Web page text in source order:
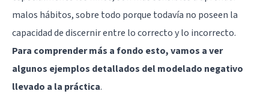
malos hábitos, sobre todo porque todavía no poseen la
capacidad de discernir entre lo correcto y lo incorrecto.
Para comprender más a fondo esto, vamos a ver
algunos ejemplos detallados del modelado negativo
llevado a la práctica.